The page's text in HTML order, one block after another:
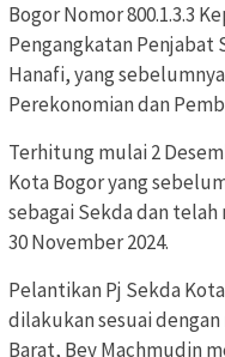
Bogor Nomor 800.1.3.3
Pengangkatan Penjabat
Hanafi, yang
Perekonomian dan
Terhitung mulai 2
Kota Bogor yang
sebagai Sekda dan
30 November 2024.
Pelantikan Pj Sekda
dilakukan sesuai
Barat, Bey Machmudin